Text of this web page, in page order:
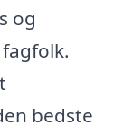
og
bedste